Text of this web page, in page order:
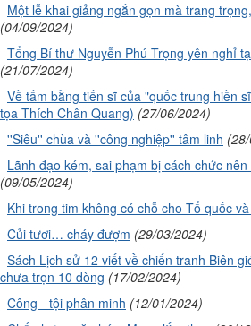
Một lễ khai giảng ngắn gọn mà trang
(04/09/2024)
Tổng Bí thư Nguyễn Phú Trọng yên nghỉ
(21/07/2024)
Về tấm bằng tiến sĩ của "quốc trung hiền
tọa Thích Chân Quang) (27/06/2024)
''Siêu'' chùa và ''công nghiệp'' tâm linh
Lãnh đạo kém, sai phạm bị cách chức
(09/05/2024)
Khi trong tim không có chỗ cho Tổ quốc
Củi tươi… cháy đượm (29/03/2024)
Sách Lịch sử 12 viết về chiến tranh Biên
chưa trọn 10 dòng (17/02/2024)
Công - tội phân minh (12/01/2024)